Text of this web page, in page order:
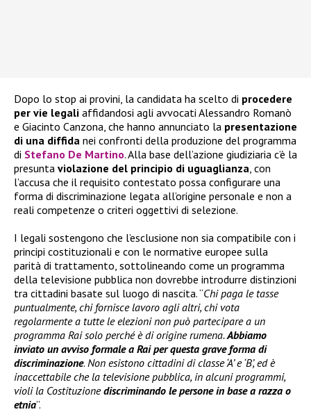
Dopo lo stop ai provini, la candidata ha scelto di procedere
per vie legali affidandosi agli avvocati Alessandro Romanò
e Giacinto Canzona, che hanno annunciato la presentazione
di una diffida nei confronti della produzione del programma
di Stefano De Martino. Alla base dell’azione giudiziaria c’è la
presunta violazione del principio di uguaglianza , con
l’accusa che il requisito contestato possa configurare una
forma di discriminazione legata all’origine personale e non a
reali competenze o criteri oggettivi di selezione.
I legali sostengono che l’esclusione non sia compatibile con i
principi costituzionali e con le normative europee sulla
parità di trattamento, sottolineando come un programma
della televisione pubblica non dovrebbe introdurre distinzioni
tra cittadini basate sul luogo di nascita. “Chi paga le tasse
puntualmente, chi fornisce lavoro agli altri, chi vota
regolarmente a tutte le elezioni non può partecipare a un
programma Rai solo perché è di origine rumena.Abbiamo
inviato un avviso formale a Rai per questa grave forma di
discriminazione. Non esistono cittadini di classe ‘A’ e ‘B’, ed è
inaccettabile che la televisione pubblica, in alcuni programmi,
violi la Costituzionediscriminando le persone in base a razza o
etnia”.